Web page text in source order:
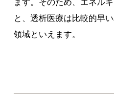
ます。そのため、エネル
と、透析医療は比較的早
領域といえます。